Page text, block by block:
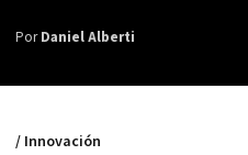
PorDaniel Alberti
/ Innovación